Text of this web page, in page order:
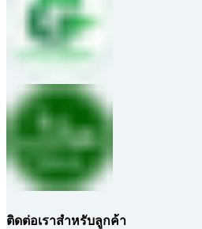
ติดต่อเราสำหรับลูกค้า